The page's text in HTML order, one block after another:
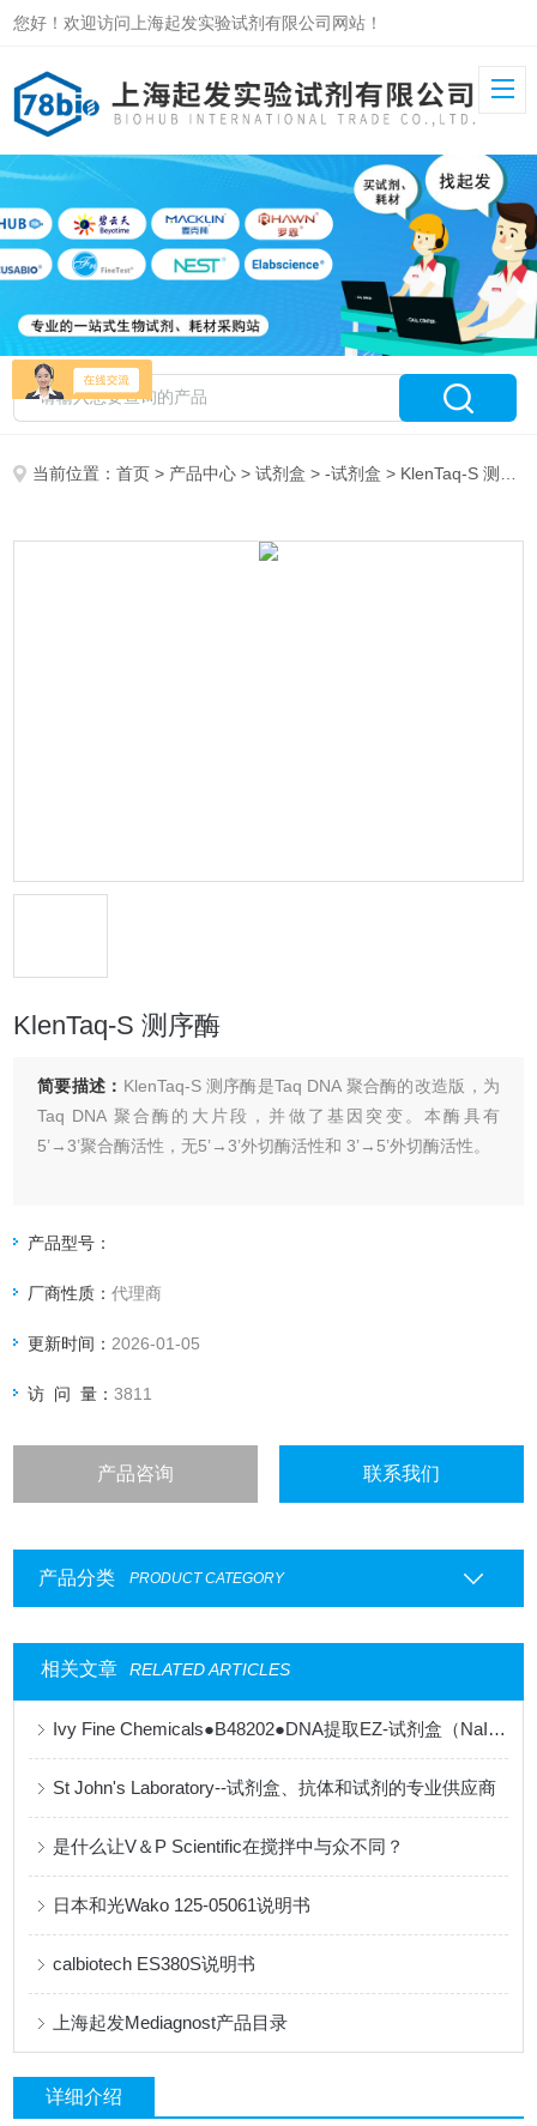
您好！欢迎访问上海起发实验试剂有限公司网站！
当前位置：首页 > 产品中心 >试剂盒 >-试剂盒 > KlenTaq-S 测序酶
KlenTaq-S 测序酶
简要描述： KlenTaq-S 测序酶是Taq DNA 聚合酶的改造版，为
Taq DNA 聚合酶的大片段，并做了基因突变。本酶具有
5’→3’聚合酶活性，无5’→3’外切酶活性和 3’→5’外切酶活性。
产品型号：
厂商性质：代理商
更新时间： 2026-01-05
访 问 量：3811
产品咨询 联系我们
产品分类 PRODUCT CATEGORY
相关文章 RELATED ARTICLES
Ivy Fine Chemicals●B48202●DNA提取EZ-试剂盒（NaI法）【产品说明书】
St John's Laboratory--试剂盒、抗体和试剂的专业供应商
是什么让V＆P Scientific在搅拌中与众不同？
日本和光Wako 125-05061说明书
calbiotech ES380S说明书
上海起发Mediagnost产品目录
详细介绍